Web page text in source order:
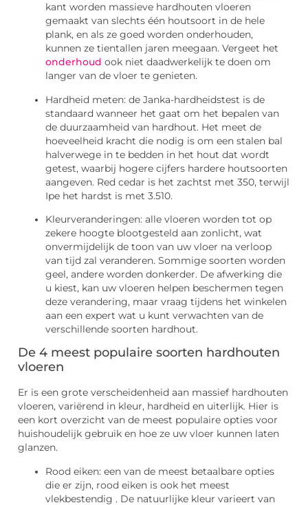
kant worden massieve hardhouten vloeren
gemaakt van slechts één houtsoort in de hele
plank, en als ze goed worden onderhouden,
kunnen ze tientallen jaren meegaan. Vergeet het
onderhoud ook niet daadwerkelijk te doen om
langer van de vloer te genieten.
Hardheid meten: de Janka-hardheidstest is de
standaard wanneer het gaat om het bepalen van
de duurzaamheid van hardhout. Het meet de
hoeveelheid kracht die nodig is om een stalen bal
halverwege in te bedden in het hout dat wordt
getest, waarbij hogere cijfers hardere houtsoorten
aangeven. Red cedar is het zachtst met 350, terwijl
Ipe het hardst is met 3.510.
Kleurveranderingen: alle vloeren worden tot op
zekere hoogte blootgesteld aan zonlicht, wat
onvermijdelijk de toon van uw vloer na verloop
van tijd zal veranderen. Sommige soorten worden
geel, andere worden donkerder. De afwerking die
u kiest, kan uw vloeren helpen beschermen tegen
deze verandering, maar vraag tijdens het winkelen
aan een expert wat u kunt verwachten van de
verschillende soorten hardhout.
De 4 meest populaire soorten hardhouten
vloeren
Er is een grote verscheidenheid aan massief hardhouten
vloeren, variërend in kleur, hardheid en uiterlijk. Hier is
een kort overzicht van de meest populaire opties voor
huishoudelijk gebruik en hoe ze uw vloer kunnen laten
glanzen.
Rood eiken: een van de meest betaalbare opties
die er zijn, rood eiken is ook het meest
vlekbestendig . De natuurlijke kleur varieert van